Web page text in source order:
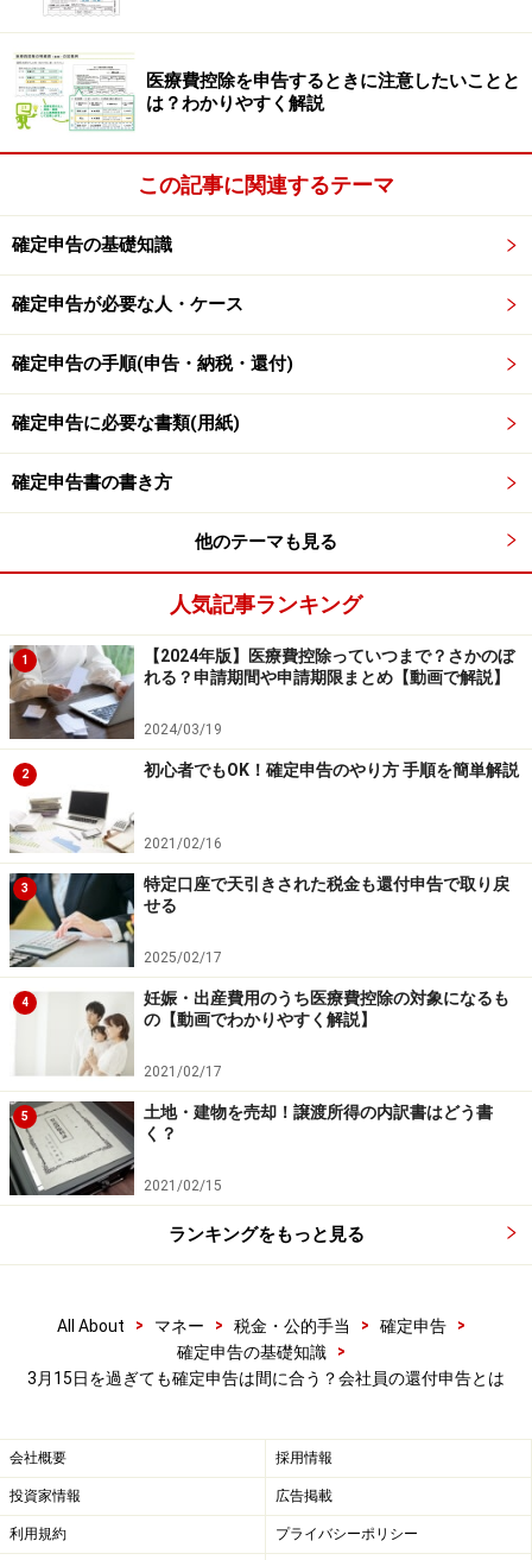
トを受けられるようになりました。ただし、医療費控除
せよ確定申告が必要です。
還付申告には5年間の猶予がある
還付申告は、還付申告したい年の翌年1月1日から5年間
分の還付申告なら、翌年つまり2023年（令和5年）1月1
日から2027年（令和9年）12月31日まで提出可能です。
見方を変えると、過去の年分もさかのぼって申告できる
ことになります。たとえば2018年（平成30年）分の還付
出することができるのです。
てみることをおすすめします。
出産や入院・手術をして医療費がかかった年があっ
た
配偶者の収入が減って配偶者控除を受けられそう
年があった
過去の
生命保険料控除のハガキ が後から出てきた
【詳細】年末調整し忘れても過去5年まで確定申告で取
り戻せる
ただし、その年分の確定申告書を1回でも提出している
と、手続きが少々厄介です。具体的には「
をすることになります。
申告納税の場合は3月15日を厳守
そもそも確定申告
いうものもあります。こちらは主に次のような人が対象
個人事業主
あるため）
バイトの掛け持ちなど、2カ所以上の勤務先から給
副業による給与収入や雑所得が20万円超の給与所得
者
など
医療費控除を申告するときに注意したいことと
は？わかりやすく解説
この記事に関連するテーマ
確定申告の基礎知識
確定申告が必要な人・ケース
確定申告の手順(申告・納税・還付)
確定申告に必要な書類(用紙)
確定申告書の書き方
他のテーマも見る
人気記事ランキング
1
【2024年版】医療費控除っていつまで？さかのぼ
れる？申請期間や申請期限まとめ【動画で解説】
2024/03/19
2 初心者でもOK！確定申告のやり方 手順を簡単解説
2021/02/16
3
特定口座で天引きされた税金も還付申告で取り戻
せる
2025/02/17
4
妊娠・出産費用のうち医療費控除の対象になるも
の【動画でわかりやすく解説】
2021/02/17
5
土地・建物を売却！譲渡所得の内訳書はどう書
く？
2021/02/15
ランキングをもっと見る
All About > マネー > 税金・公的手当 > 確定申告
>
確定申告の基礎知識
>
3月15日を過ぎても確定申告は間に合う？会社員の還付申告とは
会社概要 採用情報
投資家情報 広告掲載
利用規約 プライバシーポリシー